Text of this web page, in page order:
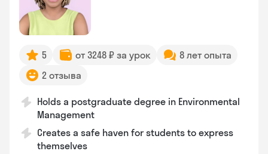
5 от 3248 ₽ за урок
8 лет опыта
2 отзыва
Holds a postgraduate degree in Environmental
Management
Creates a safe haven for students to express
themselves